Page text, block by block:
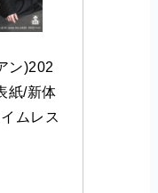
ン)202
紙/新体
ムレス